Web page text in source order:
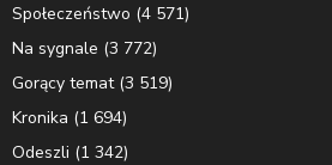
Społeczeństwo (4 571)
Na sygnale (3 772)
Gorący temat(3 519)
Kronika (1 694)
Odeszli (1 342)